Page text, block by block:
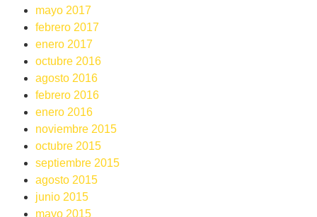
mayo 2017
febrero 2017
enero 2017
octubre 2016
agosto 2016
febrero 2016
enero 2016
noviembre 2015
octubre 2015
septiembre 2015
agosto 2015
junio 2015
mayo 2015